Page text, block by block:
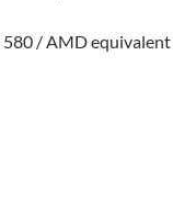
/ AMD equivalent